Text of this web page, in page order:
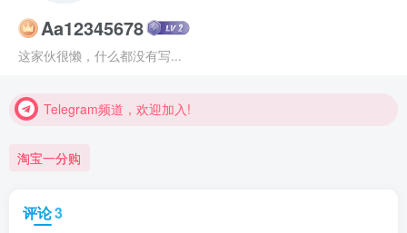
Aa12345678
这家伙很懒，什么都没有写...
Telegram频道，欢迎加入!
Telegram频道，欢迎加入!
淘宝一分购
评论3